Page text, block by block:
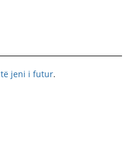
të jeni i futur.